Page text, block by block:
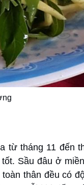
từ tháng 11 đến
Sầu đâu ở
thân đều có